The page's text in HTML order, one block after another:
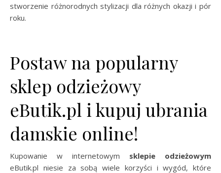
stworzenie różnorodnych stylizacji dla różnych okazji i pór
roku.
Postaw na popularny
sklep odzieżowy
eButik.pl i kupuj ubrania
damskie online!
Kupowanie w internetowym sklepie odzieżowym
eButik.pl niesie za sobą wiele korzyści i wygód, które